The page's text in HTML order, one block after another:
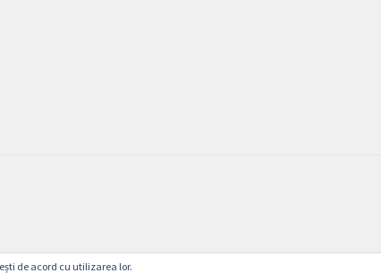
de acord cu utilizarea lor.